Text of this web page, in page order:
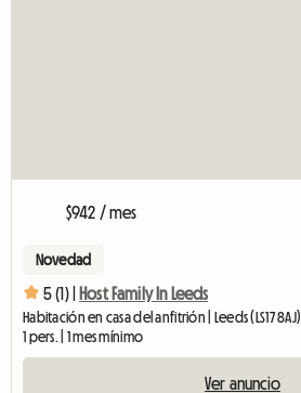
$942 / mes
Novedad
5 (1) | Host Family In Leeds
Habitación en casa del anfitrión | Leeds (LS17 8AJ)
1 pers. | 1 mes mínimo
Ver anuncio